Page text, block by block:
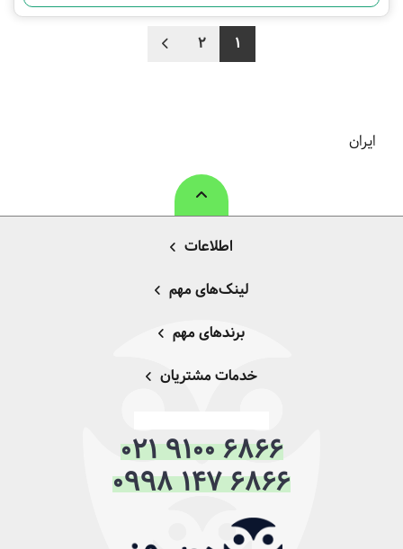
1
2
ایران
اطلاعات
لینک‌های مهم
برندهای مهم
خدمات مشتریان
021 9100 6866
0998 147 6866